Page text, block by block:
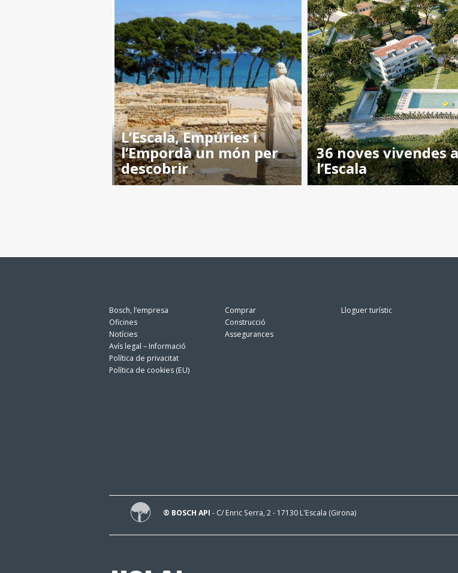
L’Escala, Empúries i
l’Empordà un món per
descobrir
36 noves vivendes a
l’Escala
Bosch, l’empresa
Oficines
Notícies
Avís legal – Informació
Política de privacitat
Política de cookies (EU)
Comprar
Construcció
Assegurances
Lloguer turístic
® BOSCH API - C/ Enric Serra, 2 - 17130 L'Escala (Girona)